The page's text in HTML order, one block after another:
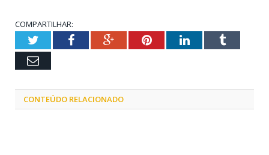
COMPARTILHAR:
TwitterFacebookGoogle+PinterestLinkedInTumblr
Email
CONTEÚDO RELACIONADO